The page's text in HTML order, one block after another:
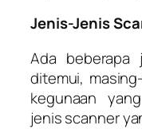
Jenis-Jenis
Ada beberapa
ditemui,
kegunaan
jenis scanner